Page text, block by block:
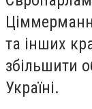
та інших
збільшити
Україні.